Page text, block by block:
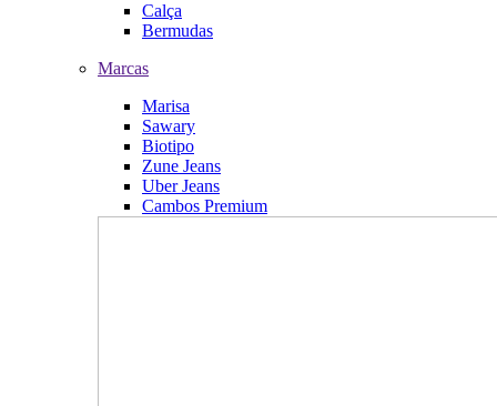
Calça
Bermudas
Marcas
Marisa
Sawary
Biotipo
Zune Jeans
Uber Jeans
Cambos Premium